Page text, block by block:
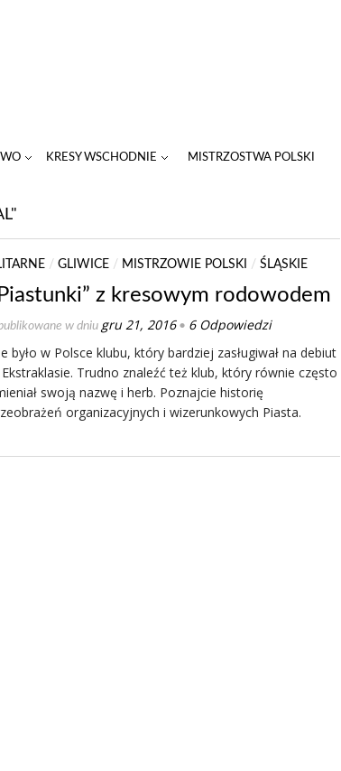
KRESY WSCHODNIE MISTRZOSTWA POLSKI
/ GLIWICE/ MISTRZOWIE POLSKI / ŚLĄSKIE
z kresowym rodowodem
w dniu gru 21, 2016 • 6 Odpowiedzi
było w Polsce klubu, który bardziej zasługiwał na debiut
Trudno znaleźć też klub, który równie często
swoją nazwę i herb. Poznajcie historię
organizacyjnych i wizerunkowych Piasta.